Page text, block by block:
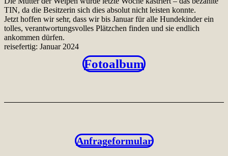
TIN, da die Besitzerin sich dies absolut nicht leisten konnte.
Jetzt hoffen wir sehr, dass wir bis Januar für alle Hundekinder ein
tolles, verantwortungsvolles Plätzchen finden und sie endlich
ankommen dürfen.
reisefertig: Januar 2024
Fotoalbum
Anfrageformular